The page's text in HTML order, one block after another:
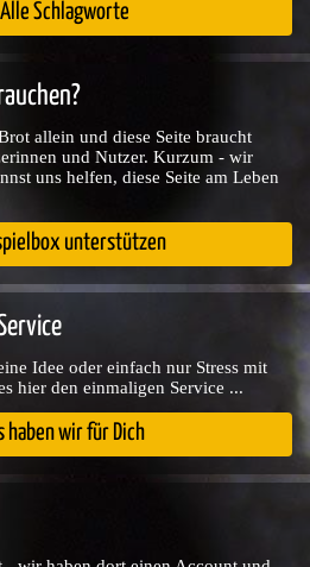
Alle Schlagworte
allein und diese Seite braucht
und Nutzer. Kurzum - wir
uns helfen, diese Seite am Leben
unterstützen
Idee oder einfach nur Stress mit
hier den einmaligen Service ...
haben wir für Dich